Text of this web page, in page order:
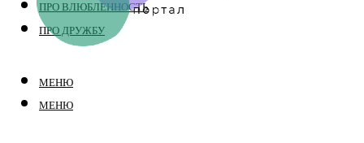
ПРО ВЛЮБЛЕННОСТЬ
ПРО ДРУЖБУ
МЕНЮ
МЕНЮ